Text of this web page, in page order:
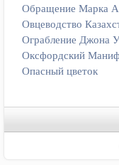
Обращение Марка
Овцеводство
Ограбление Джона
Оксфордский
Опасный цветок